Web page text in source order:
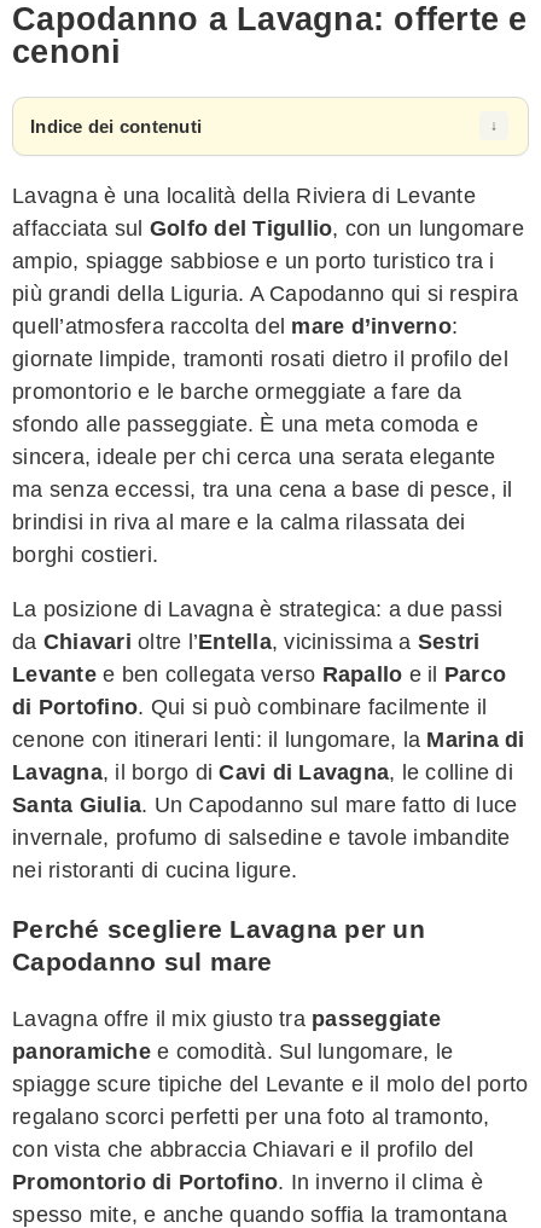
Capodanno a Lavagna: offerte e
cenoni
Indice dei contenuti
Lavagna è una località della Riviera di Levante
affacciata sul Golfo del Tigullio, con un lungomare
ampio, spiagge sabbiose e un porto turistico tra i
più grandi della Liguria. A Capodanno qui si respira
quell’atmosfera raccolta del mare d’inverno:
giornate limpide, tramonti rosati dietro il profilo del
promontorio e le barche ormeggiate a fare da
sfondo alle passeggiate. È una meta comoda e
sincera, ideale per chi cerca una serata elegante
ma senza eccessi, tra una cena a base di pesce, il
brindisi in riva al mare e la calma rilassata dei
borghi costieri.
La posizione di Lavagna è strategica: a due passi
da Chiavari oltre l’Entella, vicinissima a Sestri
Levantee ben collegata verso Rapallo e il Parco
di Portofino. Qui si può combinare facilmente il
cenone con itinerari lenti: il lungomare, la Marina di
Lavagna, il borgo diCavi di Lavagna, le colline di
Santa Giulia. Un Capodanno sul mare fatto di luce
invernale, profumo di salsedine e tavole imbandite
nei ristoranti di cucina ligure.
Perché scegliere Lavagna per un
Capodanno sul mare
Lavagna offre il mix giusto tra passeggiate
panoramichee comodità. Sul lungomare, le
spiagge scure tipiche del Levante e il molo del porto
regalano scorci perfetti per una foto al tramonto,
con vista che abbraccia Chiavari e il profilo del
Promontorio di Portofino. In inverno il clima è
spesso mite, e anche quando soffia la tramontana